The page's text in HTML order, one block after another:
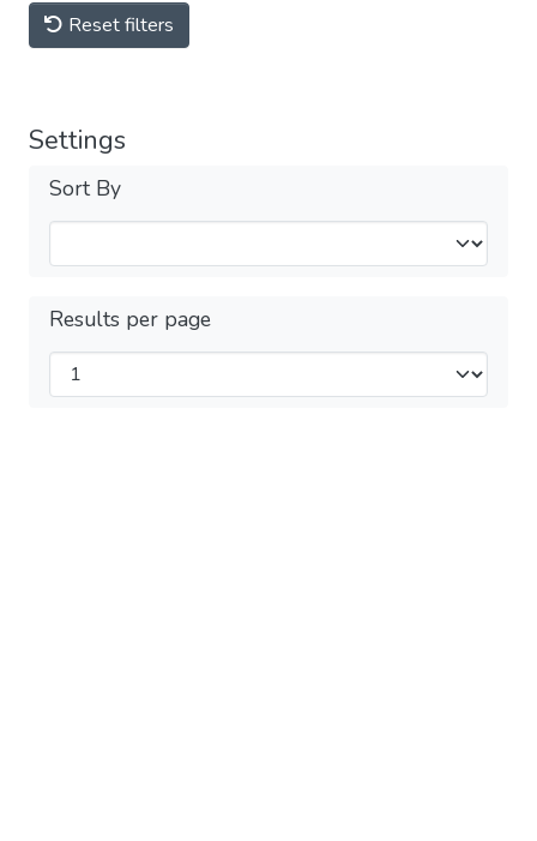
Reset filters
Settings
Sort By
Results per page